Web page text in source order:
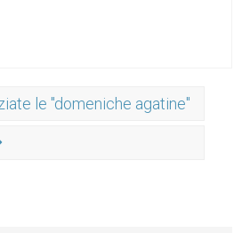
le "domeniche agatine"